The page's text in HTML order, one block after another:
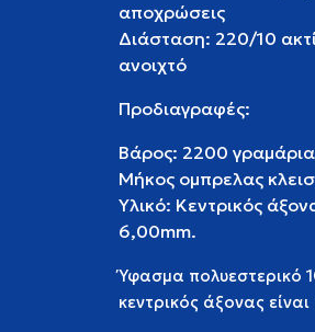
αποχρώσεις
Διάσταση: 220/10
Βάρος: 2200 γραμάρια
Μήκος ομπρελας
Υλικό: Κεντρικός
6,00mm.
Ύφασμα πολυεστερικό
κεντρικός άξονας